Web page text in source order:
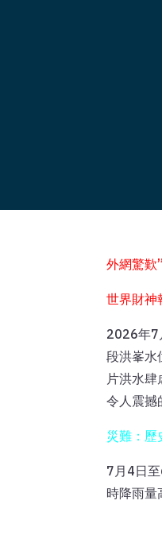
外網驚歎
世界財神
2026年7
段洪峯水
片洪水
令人震撼
災難：歷
7月4日
時降雨量